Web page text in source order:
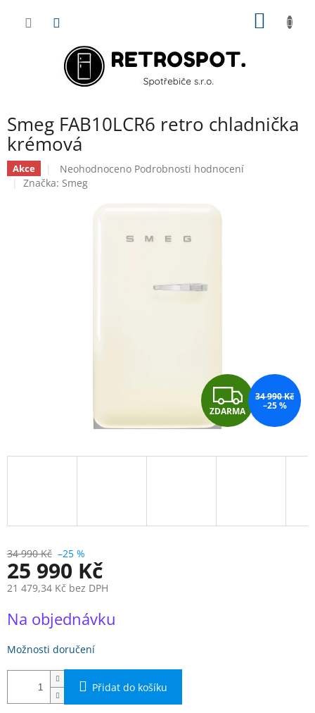
Smeg FAB10LCR6 retro chladnička
krémová
Akce
Průměrné
hodnocení
Neohodnoceno Podrobnosti hodnocení
Značka: Smeg
Z
D
A
ZDARMA
34 990 Kč
–25 %
34 990 Kč –25 %
25 990 Kč
21 479,34 Kč bez DPH
cena:
Na objednávku
Možnosti doručení
Přidat do košíku